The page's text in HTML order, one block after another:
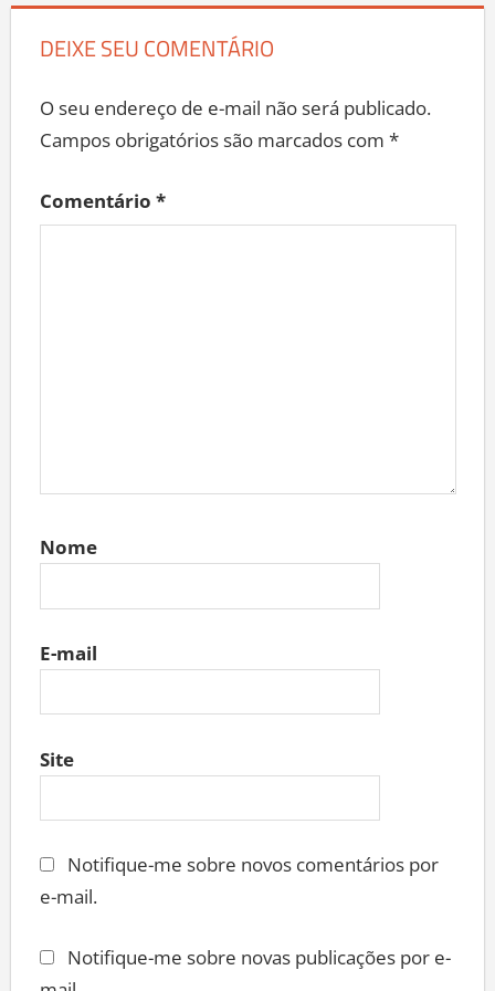
DEIXE SEU COMENTÁRIO
O seu endereço de e-mail não será publicado.
Campos obrigatórios são marcados com *
Comentário *
Nome
E-mail
Site
Notifique-me sobre novos comentários por
e-mail.
Notifique-me sobre novas publicações por e-